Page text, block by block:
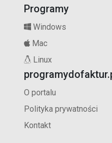
Programy
Windows
Mac
Linux
O portalu
Polityka prywatności
Kontakt